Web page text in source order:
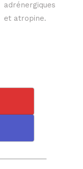
adrénergiques
et atropine.